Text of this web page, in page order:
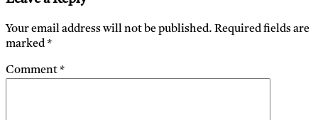
Your email address will not be published. Required fields are
marked*
Comment*